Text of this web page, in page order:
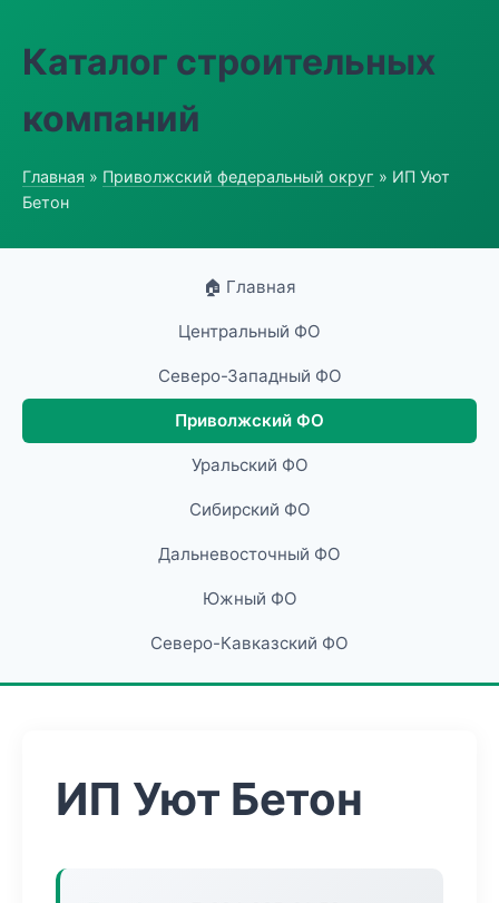
Каталог строительных
компаний
Главная » Приволжский федеральный округ » ИП Уют
Бетон
🏠 Главная
Центральный ФО
Северо-Западный ФО
Приволжский ФО
Уральский ФО
Сибирский ФО
Дальневосточный ФО
Южный ФО
Северо-Кавказский ФО
ИП Уют Бетон